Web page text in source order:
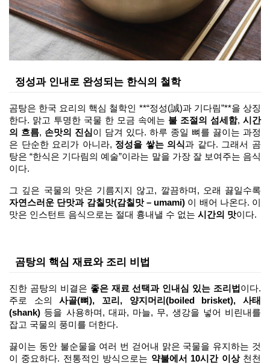
정성과 인내로 완성되는 한식의 철학
곰탕은 한국 요리의 핵심 철학인 **“정성(誠)과 기다림”**을 상징
한다. 맑고 투명한 국물 한 모금 속에는 불 조절의 섬세함, 시간
의 흐름, 손맛의 진심이 담겨 있다. 하루 종일 뼈를 끓이는 과정
은 단순한 요리가 아니라, 정성을 쌓는 의식과 같다. 그래서 곰
탕은 “한식은 기다림의 예술”이라는 말을 가장 잘 보여주는 음식
이다.
자연스러운 단맛과 감칠맛(감칠맛 – umami) 이 배어 나온다. 이
맛은 인스턴트 음식으로는 절대 흉내낼 수 없는 시간의 맛이다.
곰탕의 핵심 재료와 조리 비법
진한 곰탕의 비결은 좋은 재료 선택과 인내심 있는 조리법 이다.
주로 소의 사골(뼈), 꼬리, 양지머리(boiled brisket), 사태
(shank) 등을 사용하며, 대파, 마늘, 무, 생강을 넣어 비린내를
잡고 국물의 풍미를 더한다.
끓이는 동안 불순물을 여러 번 걷어내 맑은 국물을 유지하는 것
이 중요하다. 전통적인 방식으로는 약불에서 10시간 이상 천천